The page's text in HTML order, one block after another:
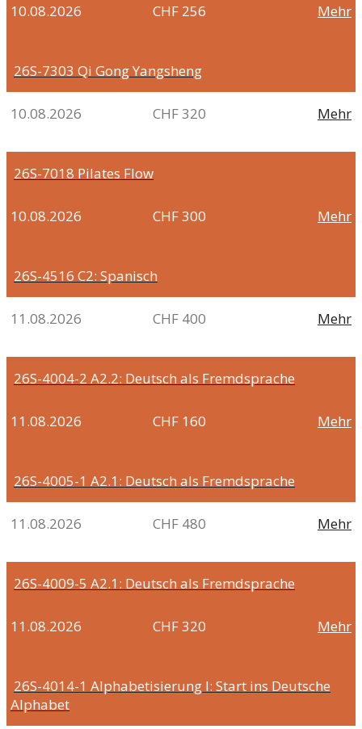
10.08.2026 CHF 256 Mehr
26S-7303 Qi Gong Yangsheng
10.08.2026 CHF 320 Mehr
26S-7018 Pilates Flow
10.08.2026 CHF 300 Mehr
26S-4516 C2: Spanisch
11.08.2026 CHF 400 Mehr
26S-4004-2 A2.2: Deutsch als Fremdsprache
11.08.2026 CHF 160 Mehr
26S-4005-1 A2.1: Deutsch als Fremdsprache
11.08.2026 CHF 480 Mehr
26S-4009-5 A2.1: Deutsch als Fremdsprache
11.08.2026 CHF 320 Mehr
26S-4014-1 Alphabetisierung I: Start ins Deutsche
Alphabet